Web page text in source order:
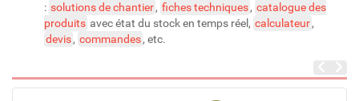
: solutions de chantier, fiches techniques, catalogue des
produits avec état du stock en temps réel, calculateur,
devis, commandes, etc.